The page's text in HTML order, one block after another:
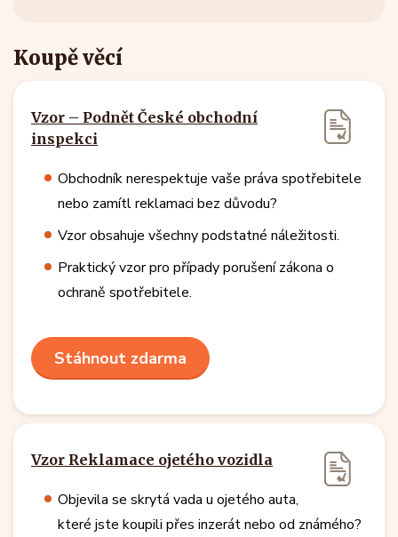
Koupě věcí
Vzor – Podnět České obchodní
inspekci
Obchodník nerespektuje vaše práva spotřebitele
nebo zamítl reklamaci bez důvodu?
Vzor obsahuje všechny podstatné náležitosti.
Praktický vzor pro případy porušení zákona o
ochraně spotřebitele.
Stáhnout zdarma
Vzor Reklamace ojetého vozidla
Objevila se skrytá vada u ojetého auta,
které jste koupili přes inzerát nebo od známého?